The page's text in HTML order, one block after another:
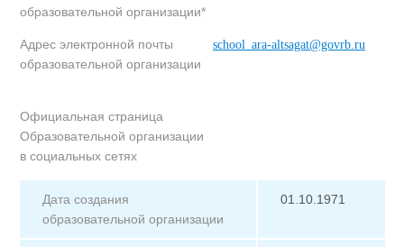
образовательной организации*
Адрес электронной почты
образовательной организации
school_ara-altsagat@govrb.ru
Официальная страница
Образовательной организации
в социальных сетях
Дата создания
образовательной организации
01.10.1971